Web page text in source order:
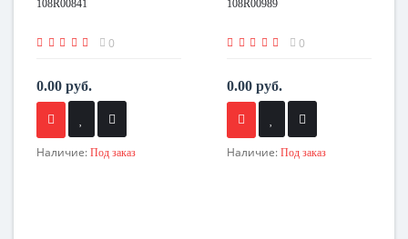
108R00841
0
0.00 руб.
Наличие: Под заказ
108R00989
0
0.00 руб.
Наличие: Под заказ